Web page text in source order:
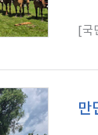
[국
만